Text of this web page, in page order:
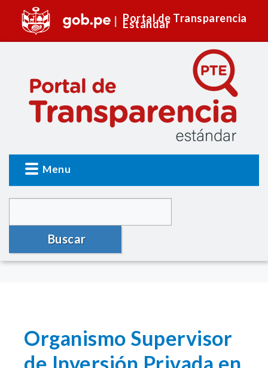
Portal de Transparencia
Estándar
Menu
Buscar
Organismo Supervisor
de Inversión Privada en